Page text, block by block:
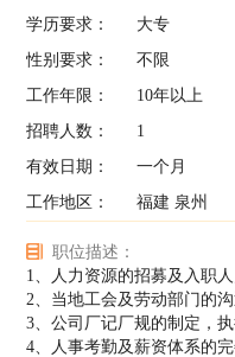
学历要求：
大专
性别要求：
不限
工作年限：
10年以上
招聘人数：
1
有效日期：
一个月
工作地区：
福建 泉州
职位描述：
1、人力资源的招募及入职人
2、当地工会及劳动部门的沟
3、公司厂记厂规的制定，执
4、人事考勤及薪资体系的完